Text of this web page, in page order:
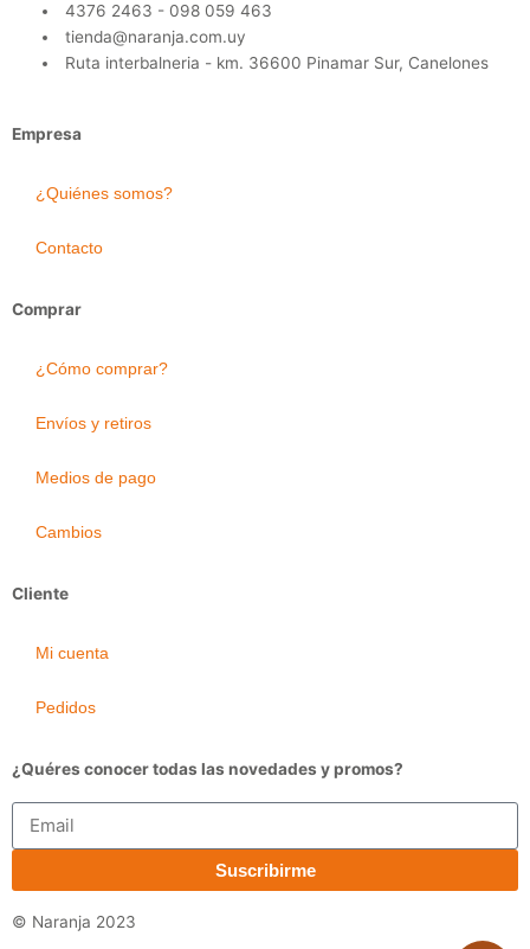
4376 2463 - 098 059 463
tienda@naranja.com.uy
Ruta interbalneria - km. 36600 Pinamar Sur, Canelones
Empresa
¿Quiénes somos?
Contacto
Comprar
¿Cómo comprar?
Envíos y retiros
Medios de pago
Cambios
Cliente
Mi cuenta
Pedidos
¿Quéres conocer todas las novedades y promos?
Suscribirme
© Naranja 2023